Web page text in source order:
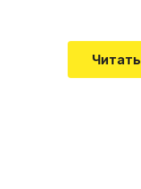
Читать